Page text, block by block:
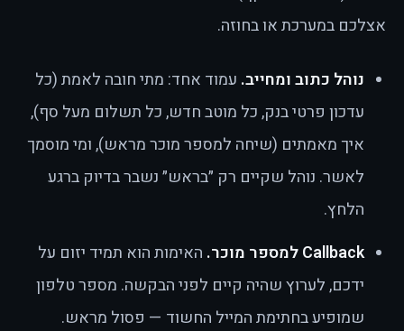
אצלכם במערכת או בחוזה.
נוהל כתוב ומחייב. עמוד אחד: מתי חובה לאמת (כל
עדכון פרטי בנק, כל מוטב חדש, כל תשלום מעל סף),
איך מאמתים (שיחה למספר מוכר מראש), ומי מוסמך
לאשר. נוהל שקיים רק ״בראש״ נשבר בדיוק ברגע
הלחץ.
Callback למספר מוכר.
האימות הוא תמיד יזום על
ידכם, לערוץ שהיה קיים לפני הבקשה. מספר טלפון
שמופיע בחתימת המייל החשוד — פסול מראש.